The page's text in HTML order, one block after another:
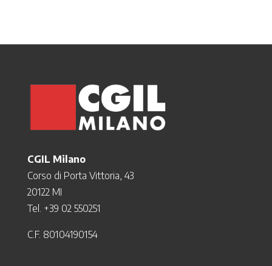
CGIL Milano
Corso di Porta Vittoria, 43
20122 MI
Tel. +39 02 550251
C.F. 80104190154